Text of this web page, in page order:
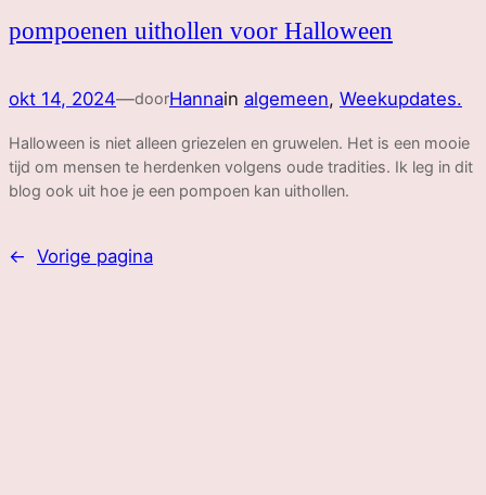
pompoenen uithollen voor Halloween
okt 14, 2024—doorHannain algemeen, Weekupdates.
Halloween is niet alleen griezelen en gruwelen. Het is een mooie
tijd om mensen te herdenken volgens oude tradities. Ik leg in dit
blog ook uit hoe je een pompoen kan uithollen.
← Vorige pagina